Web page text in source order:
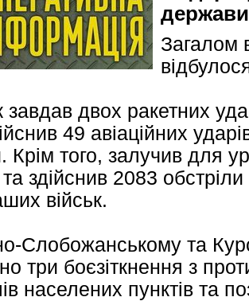
Загалом
завдав двох ракетних
49 авіаційних
Крім того, залучив для
здійснив 2083
військ.
Слобожанському та
три боєзіткнення з
населених пунктів та